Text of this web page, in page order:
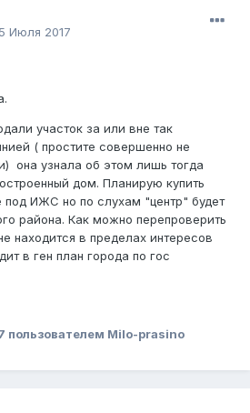
Июля 2017
участок за или вне так
( простите совершенно не
она узнала об этом лишь тогда
дом. Планирую купить
под ИЖС но по слухам "центр" будет
района. Как можно перепроверить
находится в пределах интересов
в ген план города по гос
пользователем Milo-prasino